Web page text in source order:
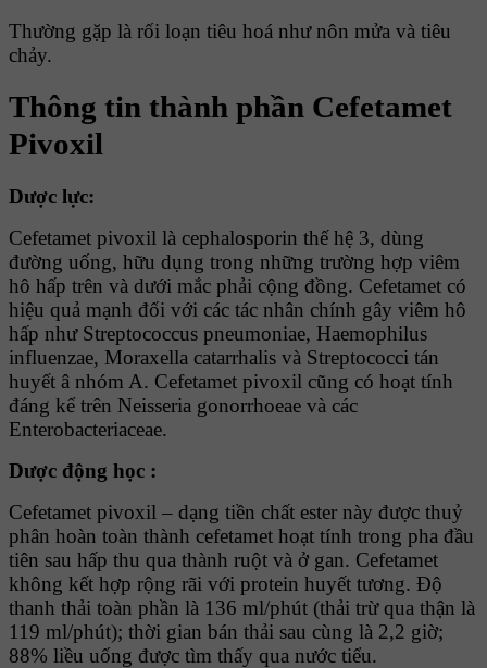
Thường gặp là rối loạn tiêu hoá như nôn mửa và tiêu
chảy.
Thông tin thành phần Cefetamet
Pivoxil
Dược lực:
Cefetamet pivoxil là cephalosporin thế hệ 3, dùng
đường uống, hữu dụng trong những trường hợp viêm
hô hấp trên và dưới mắc phải cộng đồng. Cefetamet có
hiệu quả mạnh đối với các tác nhân chính gây viêm hô
hấp như Streptococcus pneumoniae, Haemophilus
influenzae, Moraxella catarrhalis và Streptococci tán
huyết â nhóm A. Cefetamet pivoxil cũng có hoạt tính
đáng kể trên Neisseria gonorrhoeae và các
Enterobacteriaceae.
Dược động học :
Cefetamet pivoxil – dạng tiền chất ester này được thuỷ
phân hoàn toàn thành cefetamet hoạt tính trong pha đầu
tiên sau hấp thu qua thành ruột và ở gan. Cefetamet
không kết hợp rộng rãi với protein huyết tương. Độ
thanh thải toàn phần là 136 ml/phút (thải trừ qua thận là
119 ml/phút); thời gian bán thải sau cùng là 2,2 giờ;
88% liều uống được tìm thấy qua nước tiểu.